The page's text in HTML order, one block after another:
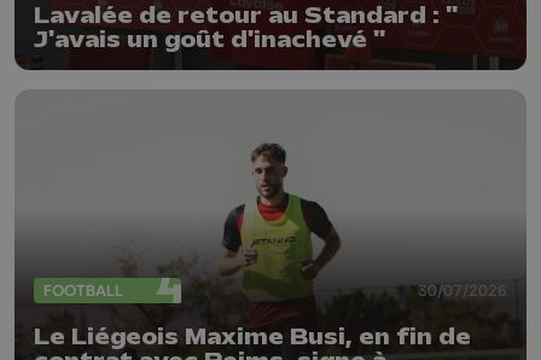
Lavalée de retour au Standard : "
J'avais un goût d'inachevé "
FOOTBALL 30/07/2026
Le Liégeois Maxime Busi, en fin de